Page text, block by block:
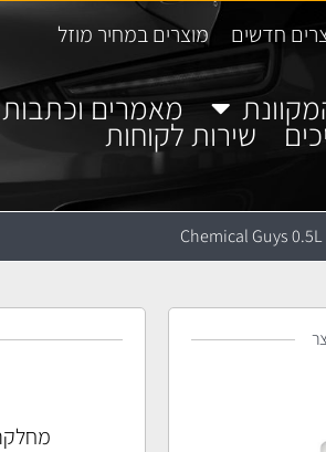
חדשים מוצרים במחיר מוזל
מאמרים וכתבות
שירות לקוחות